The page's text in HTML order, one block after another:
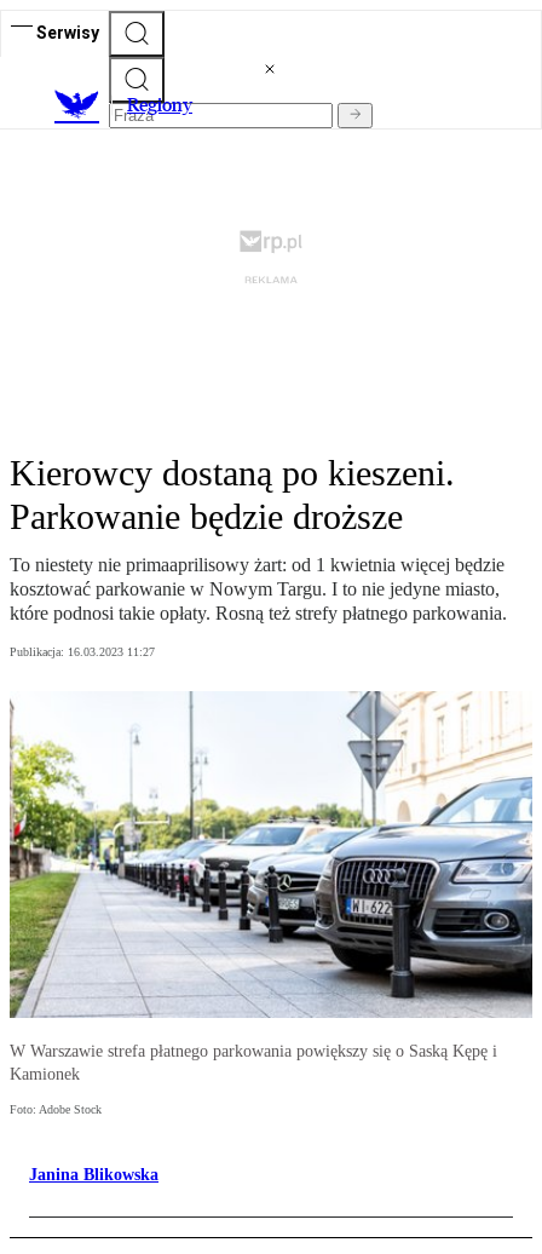
Serwisy
Regiony
Kierowcy dostaną po kieszeni.
Parkowanie będzie droższe
To niestety nie primaaprilisowy żart: od 1 kwietnia więcej będzie
kosztować parkowanie w Nowym Targu. I to nie jedyne miasto,
które podnosi takie opłaty. Rosną też strefy płatnego parkowania.
Publikacja: 16.03.2023 11:27
W Warszawie strefa płatnego parkowania powiększy się o Saską Kępę i
Kamionek
Foto: Adobe Stock
Janina Blikowska